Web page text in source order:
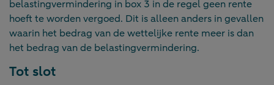
belastingvermindering in box 3 in de regel geen rente
hoeft te worden vergoed. Dit is alleen anders in gevallen
waarin het bedrag van de wettelijke rente meer is dan
het bedrag van de belastingvermindering.
Tot slot